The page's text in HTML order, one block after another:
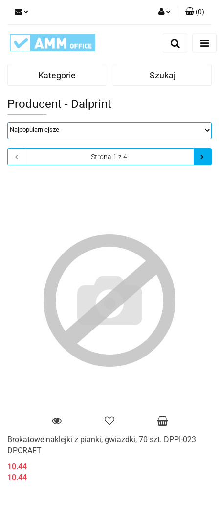
(0)
Kategorie Szukaj
Producent - Dalprint
Brokatowe naklejki z pianki, gwiazdki, 70 szt. DPPI-023
DPCRAFT
10.44
10.44